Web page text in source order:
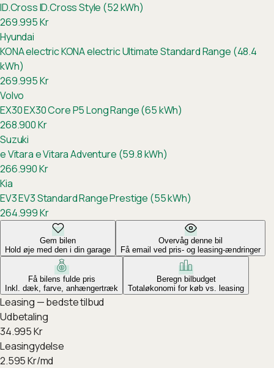
ID.CrossID.Cross Style (52 kWh)
269.995Kr
Hyundai
KONA electricKONA electric Ultimate Standard Range (48.4
kWh)
269.995Kr
Volvo
EX30EX30 Core P5 Long Range (65 kWh)
268.900Kr
Suzuki
e Vitarae Vitara Adventure (59.8 kWh)
266.990Kr
Kia
EV3EV3 Standard Range Prestige (55 kWh)
264.999Kr
Gem bilen
Hold øje med den i din garage
Overvåg denne bil
Få email ved pris- og leasing-ændringer
Få bilens fulde pris
Inkl. dæk, farve, anhængertræk
Beregn bilbudget
Totaløkonomi for køb vs. leasing
Leasing — bedste tilbud
Udbetaling
34.995Kr
Leasingydelse
2.595Kr/md